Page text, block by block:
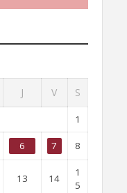
J V S
1
6 7 8
13 14
1
5